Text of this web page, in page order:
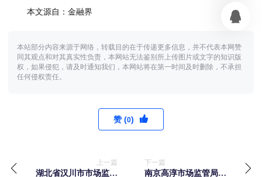
本文源自：金融界
本站部分内容来源于网络，转载目的在于传递更多信息，并不代表本网赞
同其观点和对其真实性负责，本网站无法鉴别所上传图片或文字的知识版
权，如果侵犯，请及时通知我们，本网站将在第一时间及时删除，不承担
任何侵权责任。
赞 (0)
上一篇
湖北省汉川市市场监管
下一篇
南京高淳市场监管局固